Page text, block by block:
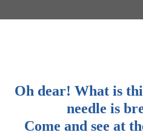
Oh dear! What is
needle is
Come and see at